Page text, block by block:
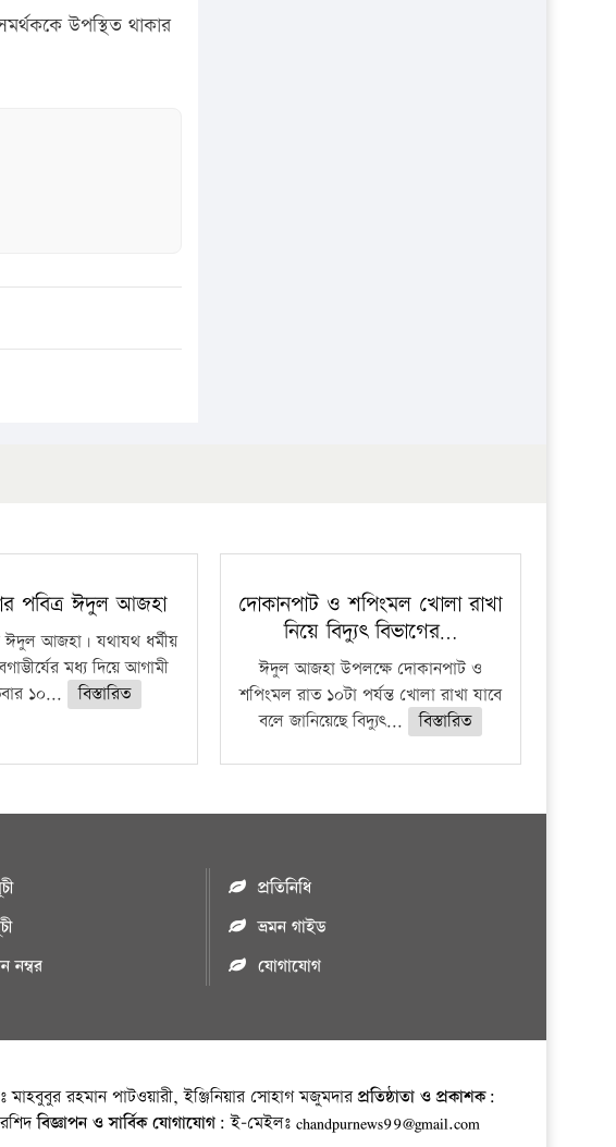
উপস্থিত থাকার
পবিত্র ঈদুল আজহা
আজহা। যথাযথ ধর্মীয়
মধ্য দিয়ে আগামী
১০...
বিস্তারিত
দোকানপাট ও শপিংমল খোলা রাখা
নিয়ে বিদ্যুৎ বিভাগের…
ঈদুল আজহা উপলক্ষে দোকানপাট ও
শপিংমল রাত ১০টা পর্যন্ত খোলা রাখা যাবে
বলে জানিয়েছে বিদ্যুৎ...
বিস্তারিত
নম্বর
প্রতিনিধি
ভ্রমন গাইড
যোগাযোগ
রহমান পাটওয়ারী, ইঞ্জিনিয়ার সোহাগ মজুমদারপ্রতিষ্ঠাতা ও প্রকাশক:
বিজ্ঞাপন ও সার্বিক যোগাযোগ: ই-মেইলঃ chandpurnews99@gmail.com